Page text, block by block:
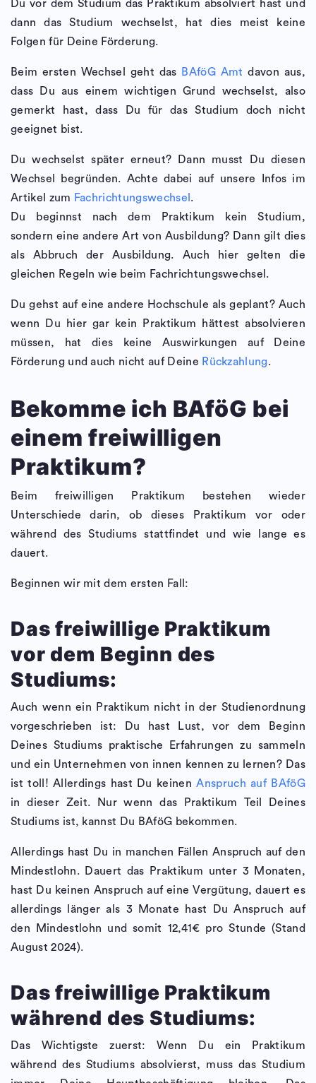
Du vor dem Studium das Praktikum absolviert hast und
dann das Studium wechselst, hat dies meist keine
Folgen für Deine Förderung.
Beim ersten Wechsel geht das BAföG Amt davon aus,
dass Du aus einem wichtigen Grund wechselst, also
gemerkt hast, dass Du für das Studium doch nicht
geeignet bist.
Du wechselst später erneut? Dann musst Du diesen
Wechsel begründen. Achte dabei auf unsere Infos im
Artikel zum Fachrichtungswechsel .
Du beginnst nach dem Praktikum kein Studium,
sondern eine andere Art von Ausbildung? Dann gilt dies
als Abbruch der Ausbildung. Auch hier gelten die
gleichen Regeln wie beim Fachrichtungswechsel.
Du gehst auf eine andere Hochschule als geplant? Auch
wenn Du hier gar kein Praktikum hättest absolvieren
müssen, hat dies keine Auswirkungen auf Deine
Förderung und auch nicht auf Deine Rückzahlung.
Bekomme ich BAföG bei
einem freiwilligen
Praktikum?
Beim freiwilligen Praktikum bestehen wieder
Unterschiede darin, ob dieses Praktikum vor oder
während des Studiums stattfindet und wie lange es
dauert.
Beginnen wir mit dem ersten Fall:
Das freiwillige Praktikum
vor dem Beginn des
Studiums:
Auch wenn ein Praktikum nicht in der Studienordnung
vorgeschrieben ist: Du hast Lust, vor dem Beginn
Deines Studiums praktische Erfahrungen zu sammeln
und ein Unternehmen von innen kennen zu lernen? Das
ist toll! Allerdings hast Du keinenAnspruch auf BAföG
in dieser Zeit. Nur wenn das Praktikum Teil Deines
Studiums ist, kannst Du BAföG bekommen.
Allerdings hast Du in manchen Fällen Anspruch auf den
Mindestlohn. Dauert das Praktikum unter 3 Monaten,
hast Du keinen Anspruch auf eine Vergütung, dauert es
allerdings länger als 3 Monate hast Du Anspruch auf
den Mindestlohn und somit 12,41€ pro Stunde (Stand
August 2024).
Das freiwillige Praktikum
während des Studiums:
Das Wichtigste zuerst: Wenn Du ein Praktikum
während des Studiums absolvierst, muss das Studium